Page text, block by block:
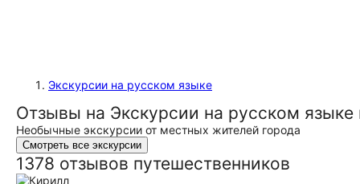
Экскурсии на русском языке
Отзывы на Экскурсии на русском языке
Необычные экскурсии от местных жителей города
Смотреть все экскурсии
1378 отзывов путешественников